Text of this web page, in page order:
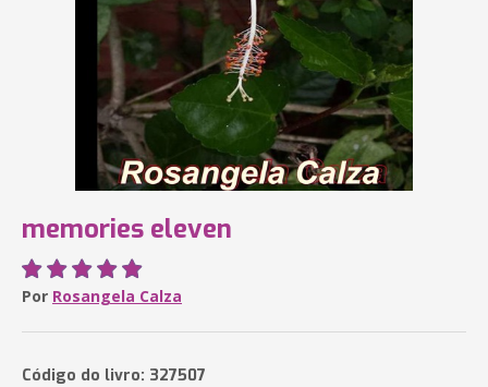
memories eleven
Por Rosangela Calza
Código do livro: 327507